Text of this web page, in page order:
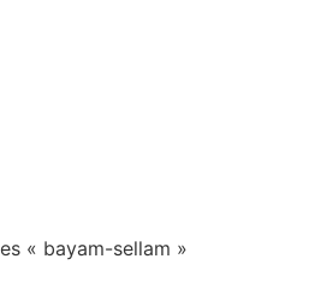
« bayam-sellam »